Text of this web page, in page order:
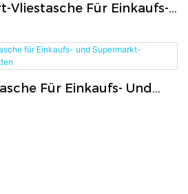
Vliestasche Für Einkaufs-
Für Einkaufs- Und